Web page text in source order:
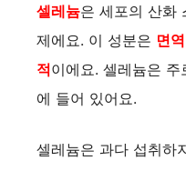
셀레늄은 세포의 산화
제에요. 이 성분은 면
적이에요. 셀레늄은
에 들어 있어요.
셀레늄은 과다 섭취하